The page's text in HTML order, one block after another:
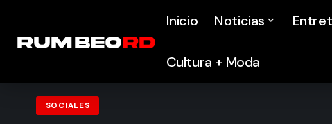
Inicio Noticias
Cultura + Moda
SOCIALES